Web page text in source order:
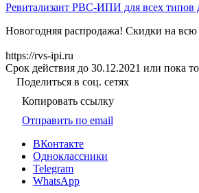
Ревитализант РВС-ИПИ для всех типов
Новогодняя распродажа! Скидки на
https://rvs-ipi.ru
Срок действия до 30.12.2021 или пока
Поделиться в соц. сетях
Копировать ссылку
Отправить по email
ВКонтакте
Одноклассники
Telegram
WhatsApp